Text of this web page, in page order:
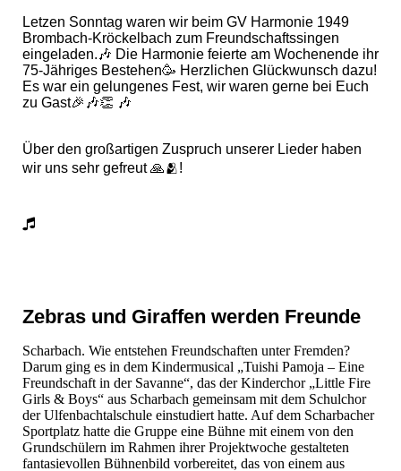
Letzen Sonntag waren wir beim GV Harmonie 1949
Brombach-Kröckelbach zum Freundschaftssingen
eingeladen.🎶 Die Harmonie feierte am Wochenende ihr
75-Jähriges Bestehen🥳 Herzlichen Glückwunsch dazu!
Es war ein gelungenes Fest, wir waren gerne bei Euch
zu Gast🎉🎶👏 🎶
Über den großartigen Zuspruch unserer Lieder haben
wir uns sehr gefreut 🙏🫂!
Zebras und Giraffen werden Freunde
Scharbach. Wie entstehen Freundschaften unter Fremden?
Darum ging es in dem Kindermusical „Tuishi Pamoja – Eine
Freundschaft in der Savanne“, das der Kinderchor „Little Fire
Girls & Boys“ aus Scharbach gemeinsam mit dem Schulchor
der Ulfenbachtalschule einstudiert hatte. Auf dem Scharbacher
Sportplatz hatte die Gruppe eine Bühne mit einem von den
Grundschülern im Rahmen ihrer Projektwoche gestalteten
fantasievollen Bühnenbild vorbereitet, das von einem aus